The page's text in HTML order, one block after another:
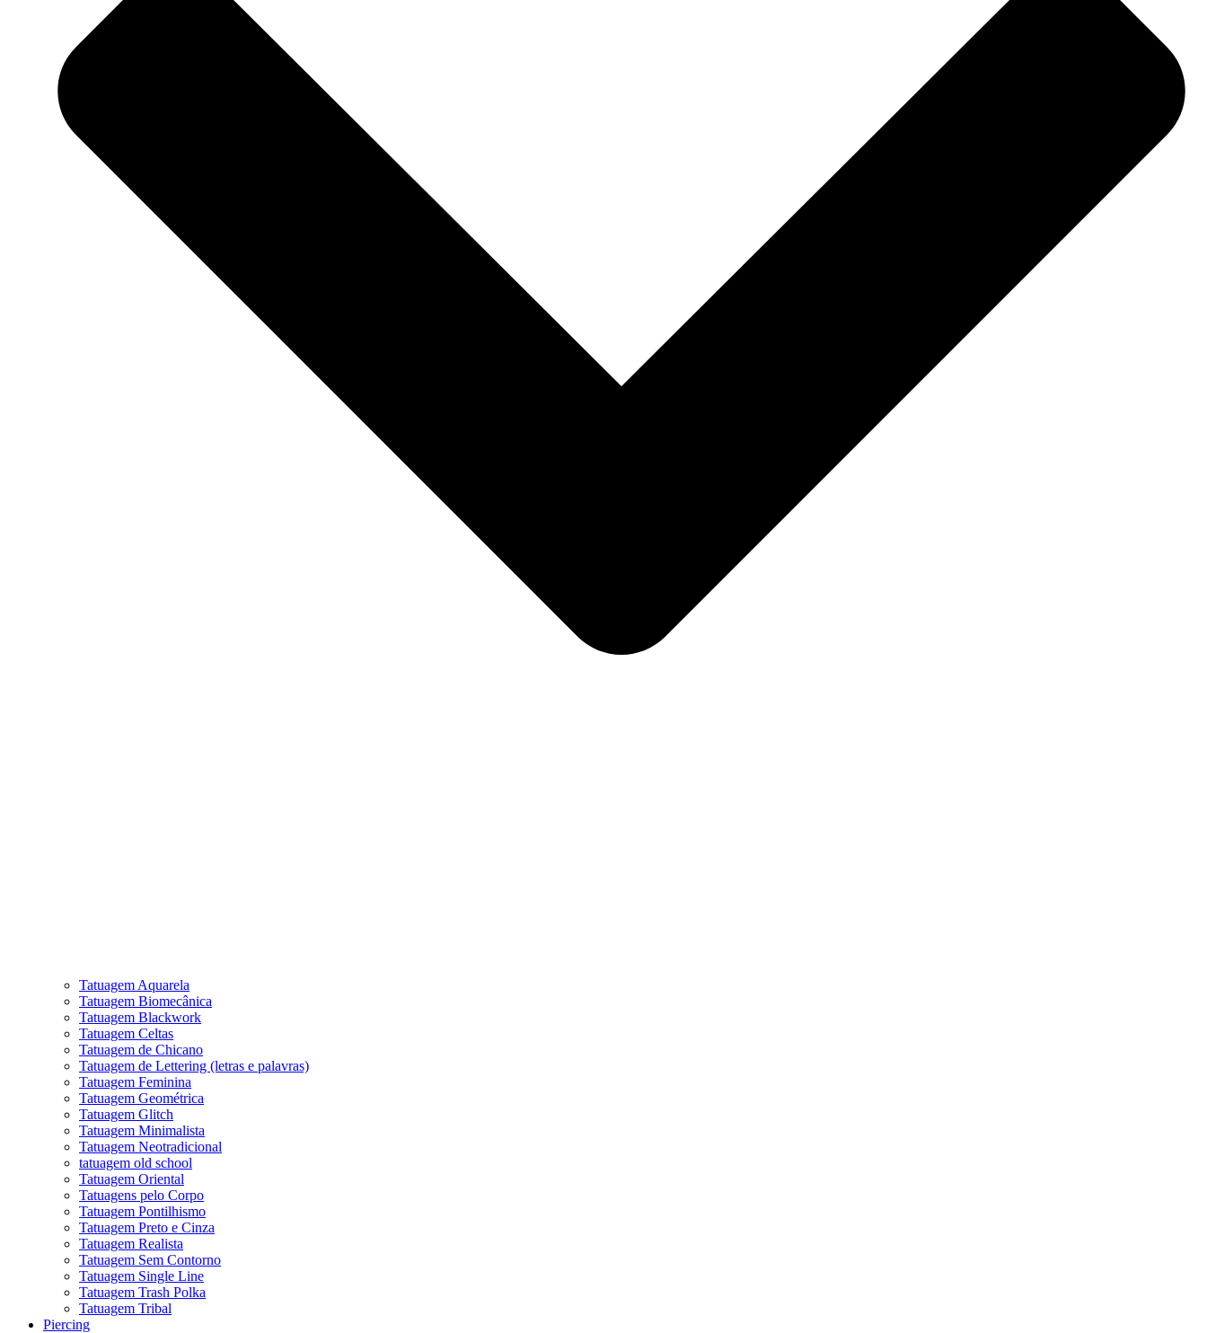
Tatuagem Aquarela
Tatuagem Biomecânica
Tatuagem Blackwork
Tatuagem Celtas
Tatuagem de Chicano
Tatuagem de Lettering (letras e palavras)
Tatuagem Feminina
Tatuagem Geométrica
Tatuagem Glitch
Tatuagem Minimalista
Tatuagem Neotradicional
tatuagem old school
Tatuagem Oriental
Tatuagens pelo Corpo
Tatuagem Pontilhismo
Tatuagem Preto e Cinza
Tatuagem Realista
Tatuagem Sem Contorno
Tatuagem Single Line
Tatuagem Trash Polka
Tatuagem Tribal
Piercing